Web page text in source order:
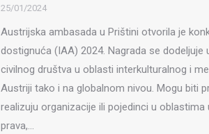
25/01/2024
Austrijska ambasada u Prištini otvorila je
dostignuća (IAA) 2024. Nagrada se
civilnog društva u oblasti interkulturalnog i
Austriji tako i na globalnom nivou. Mogu biti
realizuju organizacije ili pojedinci u
prava,…